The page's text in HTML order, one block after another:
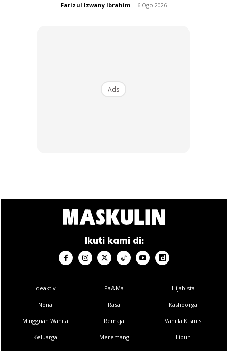
Ads
Farizul Izwany Ibrahim - 6 Ogo 2026
Ads
Ikuti kami di:
Ideaktiv
Nona
Mingguan Wanita
Keluarga
Pa&Ma
Rasa
Remaja
Meremang
Hijabista
Kashoorga
Vanilla Kismis
Libur